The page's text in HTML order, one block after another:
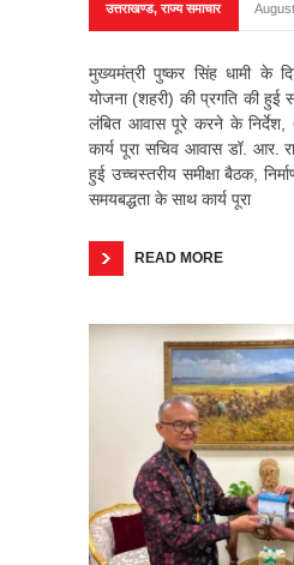
उत्तराखण्ड,राज्य समाचार
मुख्यमंत्री पुष्कर सिंह धामी के
योजना (शहरी) की प्रगति की हुई
लंबित आवास पूरे करने के निर्देश,
कार्य पूरा सचिव आवास डॉ. आर.
हुई उच्चस्तरीय समीक्षा बैठक,
समयबद्धता के साथ कार्य पूरा
READ MORE